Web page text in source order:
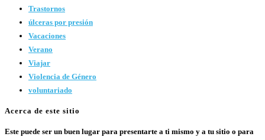
Trastornos
úlceras por presión
Vacaciones
Verano
Viajar
Violencia de Género
voluntariado
Acerca de este sitio
Este puede ser un buen lugar para presentarte a ti mismo y a tu sitio o para